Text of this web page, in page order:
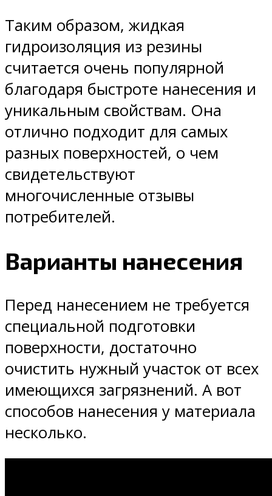
Таким образом, жидкая
гидроизоляция из резины
считается очень популярной
благодаря быстроте нанесения и
уникальным свойствам. Она
отлично подходит для самых
разных поверхностей, о чем
свидетельствуют
многочисленные отзывы
потребителей.
Варианты нанесения
Перед нанесением не требуется
специальной подготовки
поверхности, достаточно
очистить нужный участок от всех
имеющихся загрязнений. А вот
способов нанесения у материала
несколько.